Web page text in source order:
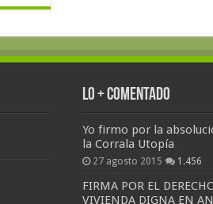
Lo + Comentado
Yo firmo por la
la Corrala Utopía
27 agosto 2015 1.456
FIRMA POR EL
VIVIENDA DIGNA EN